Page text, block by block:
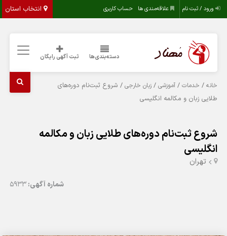
انتخاب استان ورود / ثبت نام علاقه‌مندی ها حساب کاربری
دسته‌بندی‌ها ثبت آگهی رایگان
خانه / خدمات /آموزشی /زبان خارجی / شروع ثبت‌نام دوره‌های
طلایی زبان و مکالمه انگلیسی
شروع ثبت‌نام دوره‌های طلایی زبان و مکالمه
انگلیسی
تهران
شماره آگهی:5933